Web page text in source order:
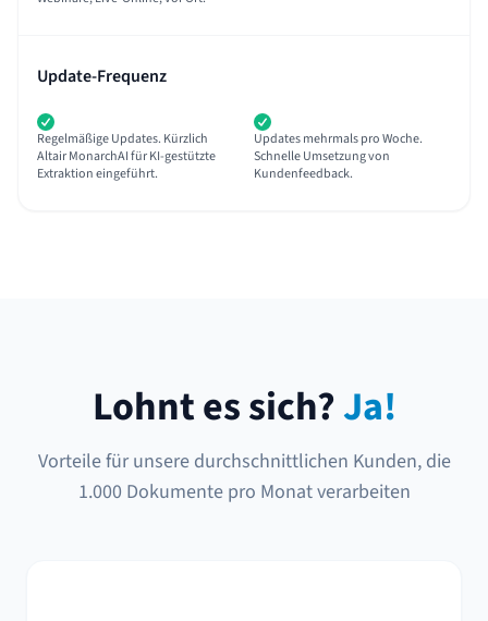
Update-Frequenz
Regelmäßige Updates. Kürzlich
Altair MonarchAI für KI-gestützte
Extraktion eingeführt.
Updates mehrmals pro Woche.
Schnelle Umsetzung von
Kundenfeedback.
Lohnt es sich?Ja!
Vorteile für unsere durchschnittlichen Kunden, die
1.000 Dokumente pro Monat verarbeiten